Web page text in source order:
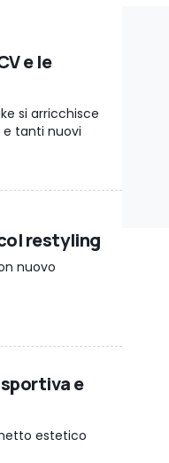
e le
si arricchisce
e tanti nuovi
restyling
nuovo
e
estetico